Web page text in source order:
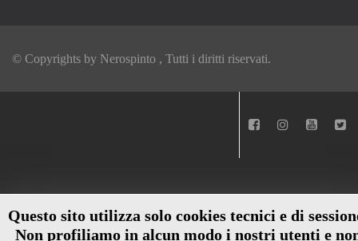
Questo sito utilizza solo cookies tecnici e di
Non profiliamo in alcun modo i nostri utenti e
© Copyrights by Nerospinto , Tutti i diritti riservati.